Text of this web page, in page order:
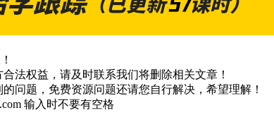
法权益，请及时联系我们将删除相关文章！
问题，免费资源问题还请您自行解决，希望理解！
输入时不要有空格